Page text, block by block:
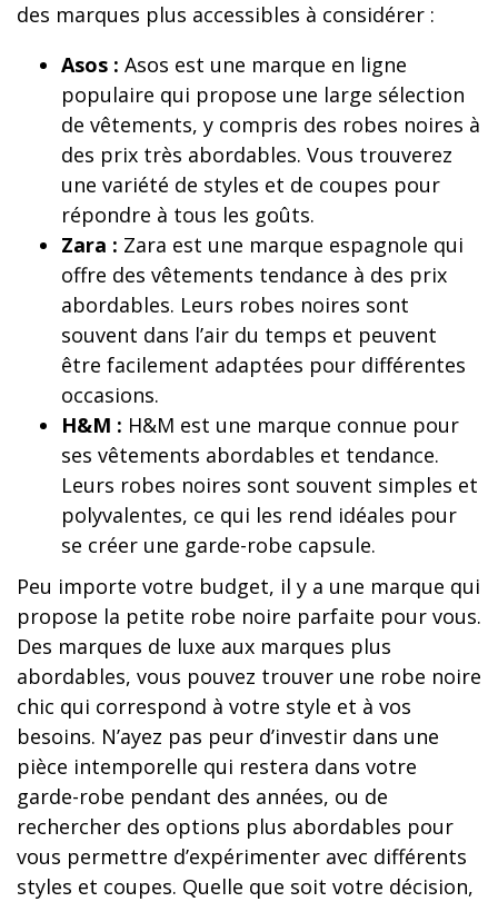
des marques plus accessibles à considérer :
Asos : Asos est une marque en ligne
populaire qui propose une large sélection
de vêtements, y compris des robes noires à
des prix très abordables. Vous trouverez
une variété de styles et de coupes pour
répondre à tous les goûts.
Zara : Zara est une marque espagnole qui
offre des vêtements tendance à des prix
abordables. Leurs robes noires sont
souvent dans l’air du temps et peuvent
être facilement adaptées pour différentes
occasions.
H&M : H&M est une marque connue pour
ses vêtements abordables et tendance.
Leurs robes noires sont souvent simples et
polyvalentes, ce qui les rend idéales pour
se créer une garde-robe capsule.
Peu importe votre budget, il y a une marque qui
propose la petite robe noire parfaite pour vous.
Des marques de luxe aux marques plus
abordables, vous pouvez trouver une robe noire
chic qui correspond à votre style et à vos
besoins. N’ayez pas peur d’investir dans une
pièce intemporelle qui restera dans votre
garde-robe pendant des années, ou de
rechercher des options plus abordables pour
vous permettre d’expérimenter avec différents
styles et coupes. Quelle que soit votre décision,